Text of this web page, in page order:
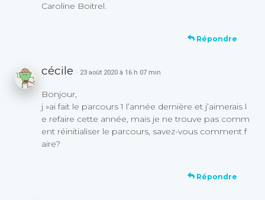
Caroline Boitrel.
Répondre
cécile · 23 août 2020 à 16 h 07 min
Bonjour,
j »ai fait le parcours 1 l’année dernière et j’aimerais l
e refaire cette année, mais je ne trouve pas comm
ent réinitialiser le parcours, savez-vous comment f
aire?
Répondre